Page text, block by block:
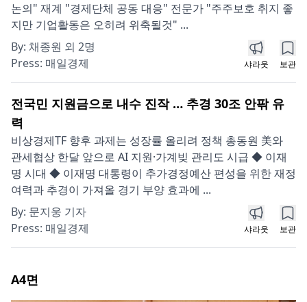
논의" 재계 "경제단체 공동 대응" 전문가 "주주보호 취지 좋
지만 기업활동은 오히려 위축될것" ...
By: 채종원 외 2명
Press: 매일경제 샤라웃 보관
전국민 지원금으로 내수 진작 … 추경 30조 안팎 유
력
비상경제TF 향후 과제는 성장률 올리려 정책 총동원 美와
관세협상 한달 앞으로 AI 지원·가계빚 관리도 시급 ◆ 이재
명 시대 ◆ 이재명 대통령이 추가경정예산 편성을 위한 재정
여력과 추경이 가져올 경기 부양 효과에 ...
By: 문지웅 기자
Press: 매일경제 샤라웃 보관
A4면